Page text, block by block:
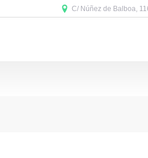
C/ Núñez de Balboa,